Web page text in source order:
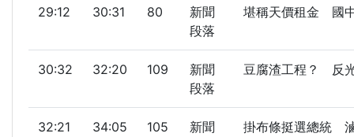
29:12 30:31 80
新聞
段落
堪稱天價租金 國
30:32 32:20 109
新聞
段落
豆腐渣工程？ 反
32:21 34:05 105
新聞
掛布條挺選總統